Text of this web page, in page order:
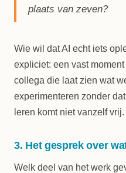
plaats van zeven?
Wie wil dat AI echt iets
expliciet: een vast
collega die laat zien wat
experimenteren zonder
leren komt niet vanzelf
3. Het gesprek over
Welk deel van het werk